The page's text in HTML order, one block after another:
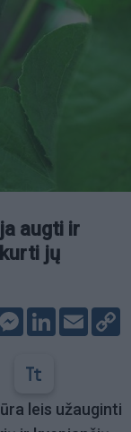
augti ir
jų
Messenger
LinkedIn
Email
leis užauginti